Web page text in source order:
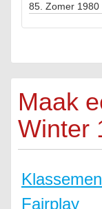
85. Zomer 1980
Maak
Winter
Fairplay